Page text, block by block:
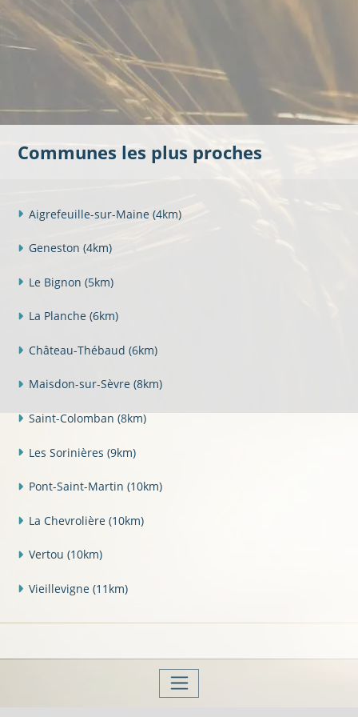
Communes les plus proches
Aigrefeuille-sur-Maine (4km)
Geneston (4km)
Le Bignon (5km)
La Planche (6km)
Château-Thébaud (6km)
Maisdon-sur-Sèvre (8km)
Saint-Colomban (8km)
Les Sorinières (9km)
Pont-Saint-Martin (10km)
La Chevrolière (10km)
Vertou (10km)
Vieillevigne (11km)